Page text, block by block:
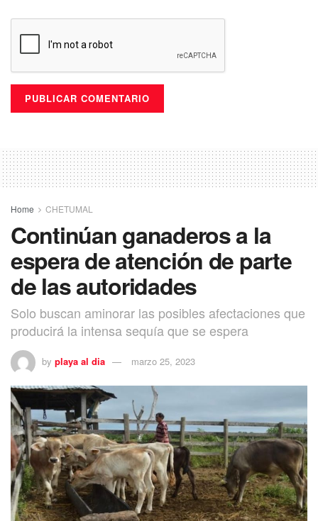
Home CHETUMAL
Continúan ganaderos a la
espera de atención de parte
de las autoridades
Solo buscan aminorar las posibles afectaciones que
producirá la intensa sequía que se espera
by playa al dia marzo 25, 2023